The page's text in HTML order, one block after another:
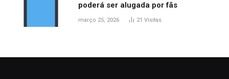
poderá ser alugada por fãs
março 25, 2026 21 Visitas